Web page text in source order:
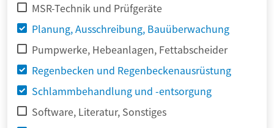
MSR-Technik und Prüfgeräte
Planung, Ausschreibung, Bauüberwachung
Pumpwerke, Hebeanlagen, Fettabscheider
Regenbecken und Regenbeckenausrüstung
Schlammbehandlung und -entsorgung
Software, Literatur, Sonstiges